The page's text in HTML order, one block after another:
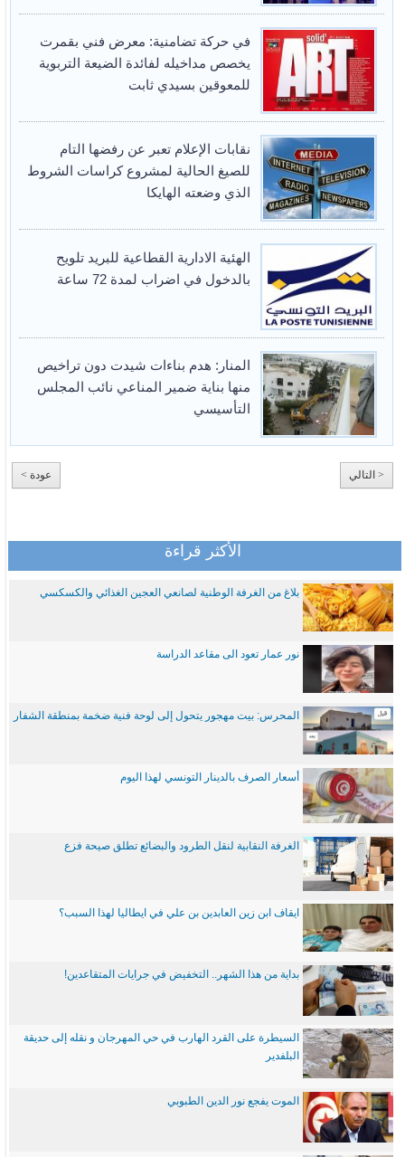
في حركة تضامنية: معرض فني بقمرت
يخصص مداخيله لفائدة الضيعة التربوية
للمعوقين بسيدي ثابت
نقابات الإعلام تعبر عن رفضها التام
للصيغ الحالية لمشروع كراسات الشروط
الذي وضعته الهايكا
الهئية الادارية القطاعية للبريد تلويح
بالدخول في اضراب لمدة 72 ساعة
المنار: هدم بناءات شيدت دون تراخيص
منها بناية ضمير المناعي نائب المجلس
التأسيسي
عودة > < التالي
الأكثر قراءة
بلاغ من الغرفة الوطنية لصانعي العجين الغذائي والكسكسي
نور عمار تعود الى مقاعد الدراسة
المحرس: بيت مهجور يتحول إلى لوحة فنية ضخمة بمنطقة الشفار
أسعار الصرف بالدينار التونسي لهذا اليوم
الغرفة النقابية لنقل الطرود والبضائع تطلق صيحة فزع
ايقاف ابن زين العابدين بن علي في ايطاليا لهذا السبب؟
بداية من هذا الشهر.. التخفيض في جرايات المتقاعدين!
السيطرة على القرد الهارب في حي المهرجان و نقله إلى حديقة
البلفدير
الموت يفجع نور الدين الطبوبي